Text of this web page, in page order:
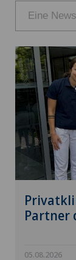
Partner
05.08.2026